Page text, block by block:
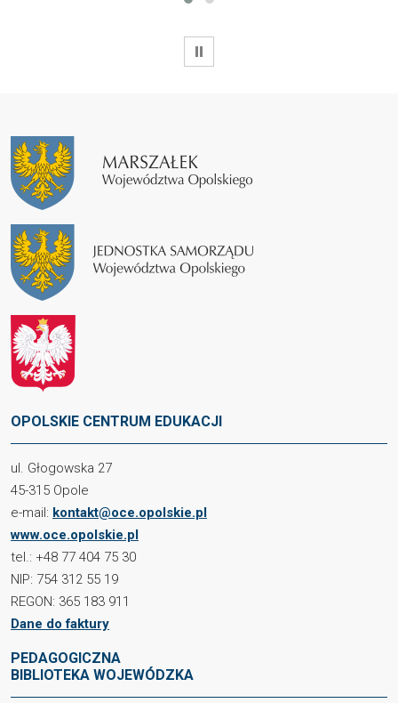
WSTRZYMAJ
OPOLSKIE CENTRUM EDUKACJI
ul. Głogowska 27
45-315 Opole
e-mail: kontakt@oce.opolskie.pl
www.oce.opolskie.pl
tel.: +48 77 404 75 30
NIP: 754 312 55 19
REGON: 365 183 911
Dane do faktury
PEDAGOGICZNA
BIBLIOTEKA WOJEWÓDZKA